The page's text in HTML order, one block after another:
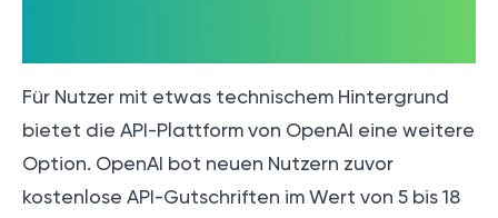
Für Nutzer mit etwas technischem Hintergrund
bietet die API-Plattform von OpenAI eine weitere
Option. OpenAI bot neuen Nutzern zuvor
kostenlose API-Gutschriften im Wert von 5 bis 18